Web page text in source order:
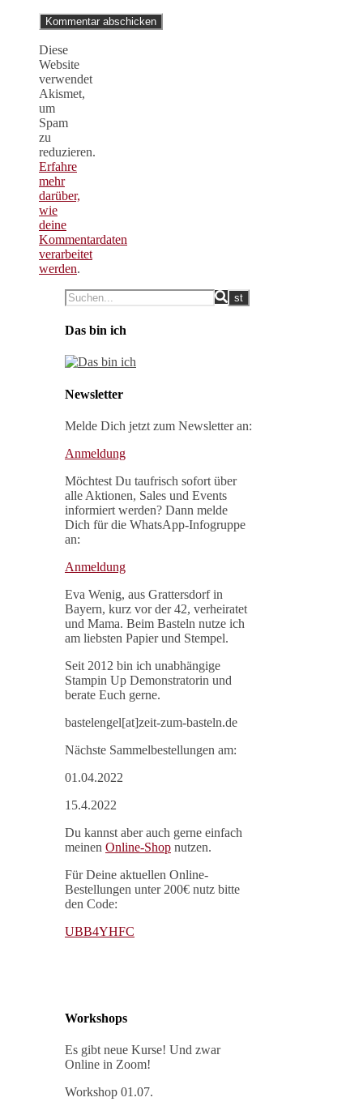
Diese
Website
verwendet
Akismet,
um
Spam
zu
reduzieren.
Erfahre
mehr
darüber,
wie
deine
Kommentardaten
verarbeitet
werden.
Das bin ich
Newsletter
Melde Dich jetzt zum Newsletter an:
Anmeldung
Möchtest Du taufrisch sofort über
alle Aktionen, Sales und Events
informiert werden? Dann melde
Dich für die WhatsApp-Infogruppe
an:
Anmeldung
Eva Wenig, aus Grattersdorf in
Bayern, kurz vor der 42, verheiratet
und Mama. Beim Basteln nutze ich
am liebsten Papier und Stempel.
Seit 2012 bin ich unabhängige
Stampin Up Demonstratorin und
berate Euch gerne.
bastelengel[at]zeit-zum-basteln.de
Nächste Sammelbestellungen am:
01.04.2022
15.4.2022
Du kannst aber auch gerne einfach
meinen Online-Shop nutzen.
Für Deine aktuellen Online-
Bestellungen unter 200€ nutz bitte
den Code:
UBB4YHFC
Workshops
Es gibt neue Kurse! Und zwar
Online in Zoom!
Workshop 01.07.